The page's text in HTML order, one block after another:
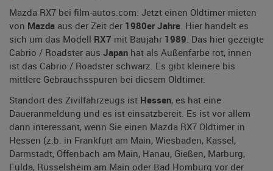
Mazda RX7 bei film-autos.com: Jetzt einen Oldtimer mieten
von Mazda aus der Zeit der 1980er Jahre. Hier handelt es
sich um das Modell RX7 mit Baujahr 1989. Das hier gezeigte
Cabrio / Roadster aus Japan hat als Außenfarbe rot, innen
ist das Cabrio / Roadster schwarz. Es gibt kleinere bis
mittlere Gebrauchsspuren bei diesem Oldtimer.
Standort des Zivilfahrzeugs ist Hessen, es hat eine
Daueranmeldung und es ist einsatzbereit. Es ist vor allem
dann interessant, wenn Sie einen Mazda RX7 Oldtimer in
Hessen (z.b. in Frankfurt am Main, Wiesbaden, Kassel,
Darmstadt, Offenbach am Main, Hanau, Gießen, Marburg,
Fulda, Rüsselsheim am Main oder Bad Homburg vor der